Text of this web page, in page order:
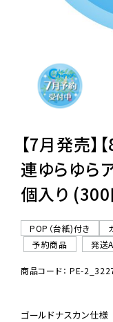
販促用カプセ
ご
06-
【7月発売】
連ゆらゆら
個入り (300
POP（台紙)付き
予約商品
発送A
商品コード： PE-
ゴールドナスカン仕様